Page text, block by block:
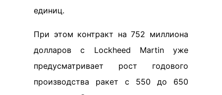
единиц.
При этом контракт на 752 миллиона
долларов с Lockheed Martin уже
предусматривает рост годового
производства ракет с 550 до 650